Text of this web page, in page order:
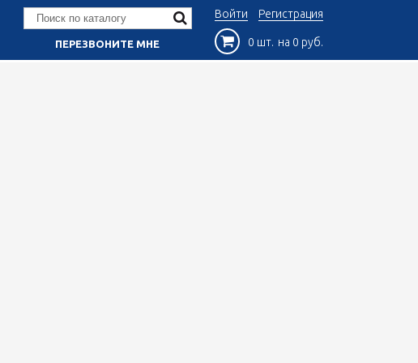
ПЕРЕЗВОНИТЕ МНЕ
Войти Регистрация
0 шт. на 0 руб.